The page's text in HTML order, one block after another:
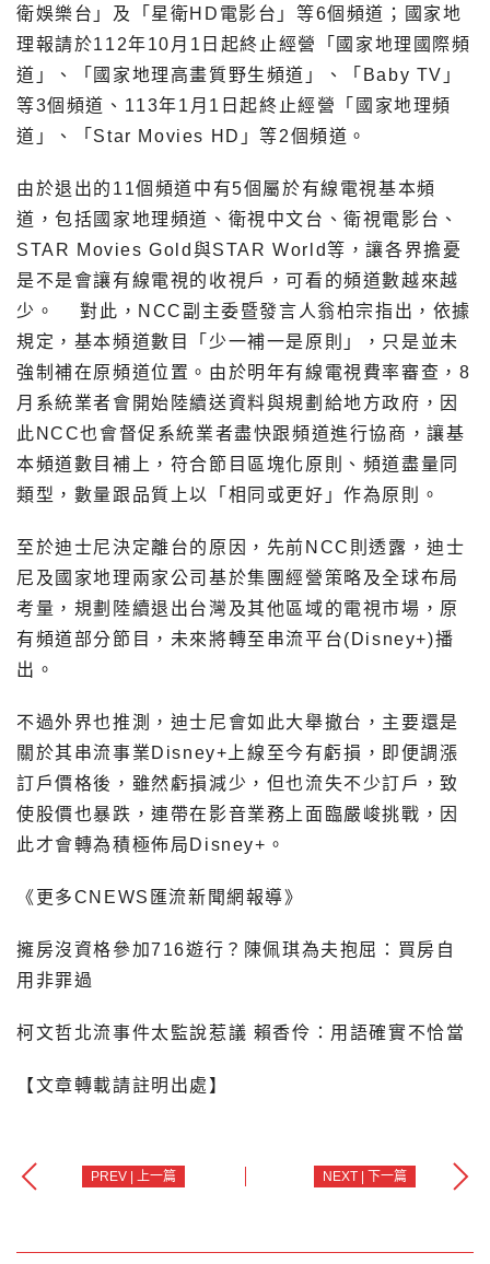
衛娛樂台」及「星衛HD電影台」等6個頻道；國家地
理報請於112年10月1日起終止經營「國家地理國際頻
道」、「國家地理高畫質野生頻道」、「Baby TV」
等3個頻道、113年1月1日起終止經營「國家地理頻
道」、「Star Movies HD」等2個頻道。
由於退出的11個頻道中有5個屬於有線電視基本頻
道，包括國家地理頻道、衛視中文台、衛視電影台、
STAR Movies Gold與STAR World等，讓各界擔憂
是不是會讓有線電視的收視戶，可看的頻道數越來越
少。 對此，NCC副主委暨發言人翁柏宗指出，依據
規定，基本頻道數目「少一補一是原則」，只是並未
強制補在原頻道位置。由於明年有線電視費率審查，8
月系統業者會開始陸續送資料與規劃給地方政府，因
此NCC也會督促系統業者盡快跟頻道進行協商，讓基
本頻道數目補上，符合節目區塊化原則、頻道盡量同
類型，數量跟品質上以「相同或更好」作為原則。
至於迪士尼決定離台的原因，先前NCC則透露，迪士
尼及國家地理兩家公司基於集團經營策略及全球布局
考量，規劃陸續退出台灣及其他區域的電視市場，原
有頻道部分節目，未來將轉至串流平台(Disney+)播
出。
不過外界也推測，迪士尼會如此大舉撤台，主要還是
關於其串流事業Disney+上線至今有虧損，即便調漲
訂戶價格後，雖然虧損減少，但也流失不少訂戶，致
使股價也暴跌，連帶在影音業務上面臨嚴峻挑戰，因
此才會轉為積極佈局Disney+。
《更多CNEWS 匯流新聞網報導》
擁房沒資格參加716遊行？陳佩琪為夫抱屈：買房自
用非罪過
柯文哲北流事件太監說惹議 賴香伶：用語確實不恰當
【文章轉載請註明出處】
PREV | 上一篇 NEXT | 下一篇